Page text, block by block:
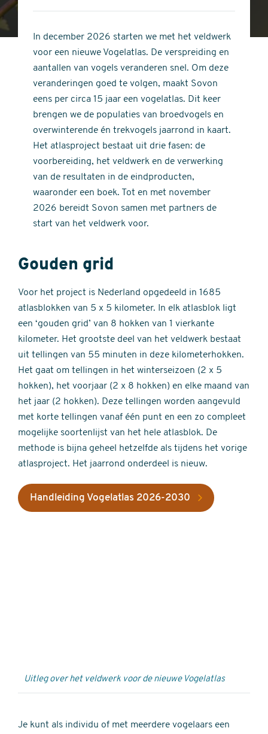
stars
of
stars
In december 2026 starten we met het veldwerk
voor een nieuwe Vogelatlas. De verspreiding en
aantallen van vogels veranderen snel. Om deze
veranderingen goed te volgen, maakt Sovon
eens per circa 15 jaar een vogelatlas. Dit keer
brengen we de populaties van broedvogels en
overwinterende én trekvogels jaarrond in kaart.
Het atlasproject bestaat uit drie fasen: de
voorbereiding, het veldwerk en de verwerking
van de resultaten in de eindproducten,
waaronder een boek. Tot en met november
2026 bereidt Sovon samen met partners de
start van het veldwerk voor.
Gouden grid
Voor het project is Nederland opgedeeld in 1685
atlasblokken van 5 x 5 kilometer. In elk atlasblok ligt
een ‘gouden grid’ van 8 hokken van 1 vierkante
kilometer. Het grootste deel van het veldwerk bestaat
uit tellingen van 55 minuten in deze kilometerhokken.
Het gaat om tellingen in het winterseizoen (2 x 5
hokken), het voorjaar (2 x 8 hokken) en elke maand van
het jaar (2 hokken). Deze tellingen worden aangevuld
met korte tellingen vanaf één punt en een zo compleet
mogelijke soortenlijst van het hele atlasblok. De
methode is bijna geheel hetzelfde als tijdens het vorige
atlasproject. Het jaarrond onderdeel is nieuw.
Handleiding Vogelatlas 2026-2030
Uitleg over het veldwerk voor de nieuwe Vogelatlas
Je kunt als individu of met meerdere vogelaars een